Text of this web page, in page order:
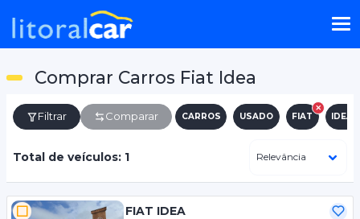
Comprar Carros Fiat Idea
Filtrar Comparar CARROS USADO FIAT IDEA
Total de veículos: 1
FIAT IDEA